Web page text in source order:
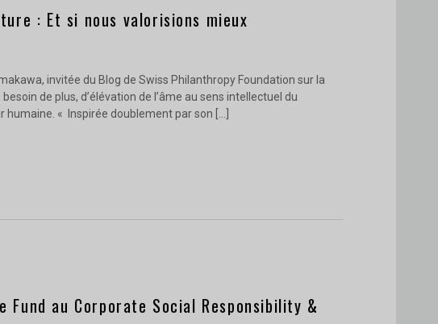
: Et si nous valorisions mieux
invitée du Blog de Swiss Philanthropy Foundation sur la
de plus, d’élévation de l’âme au sens intellectuel du
« Inspirée doublement par son […]
Fund au Corporate Social Responsibility &